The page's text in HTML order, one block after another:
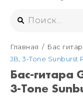
+7 (925)
+7 (925)
Главная Бас
JB, 3-Tone Sunburst
Бас-гитара
3-Tone